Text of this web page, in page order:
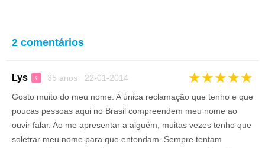
2 comentários
Lys ♀ 35 anos 22-01-2014 ★★★★★
Gosto muito do meu nome. A única reclamação que tenho e que
poucas pessoas aqui no Brasil compreendem meu nome ao
ouvir falar. Ao me apresentar a alguém, muitas vezes tenho que
soletrar meu nome para que entendam. Sempre tentam